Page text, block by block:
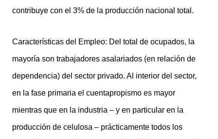
contribuye con el 3% de la producción nacional total.
Características del Empleo: Del total de ocupados, la
mayoría son trabajadores asalariados (en relación de
dependencia) del sector privado. Al interior del sector,
en la fase primaria el cuentapropismo es mayor
mientras que en la industria – y en particular en la
producción de celulosa – prácticamente todos los